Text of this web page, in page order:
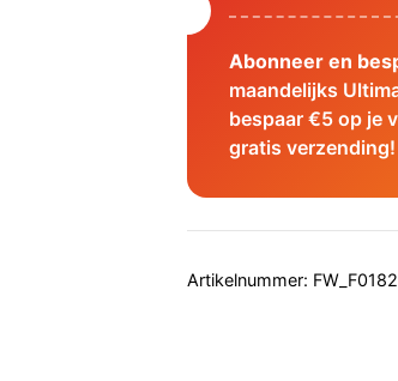
Abonneer en
maandelijks
bespaar €5 op je
gratis verzending!
Artikelnummer: